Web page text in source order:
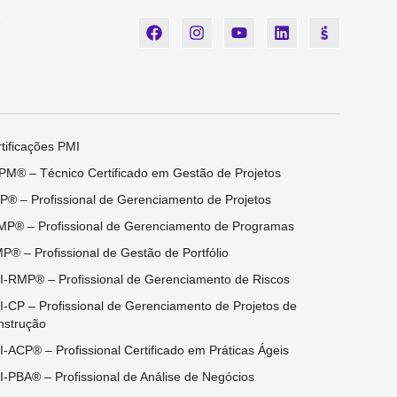
PMI
– Técnico Certificado em Gestão de Projetos
– Profissional de Gerenciamento de Projetos
– Profissional de Gerenciamento de Programas
– Profissional de Gestão de Portfólio
RMP® – Profissional de Gerenciamento de Riscos
CP – Profissional de Gerenciamento de Projetos de
ACP® – Profissional Certificado em Práticas Ágeis
PBA® – Profissional de Análise de Negócios